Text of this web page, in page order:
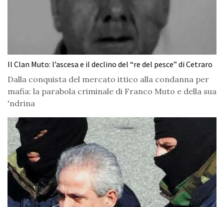
Il Clan Muto: l’ascesa e il declino del “re del pesce” di Cetraro
Dalla conquista del mercato ittico alla condanna per
mafia: la parabola criminale di Franco Muto e della sua
'ndrina